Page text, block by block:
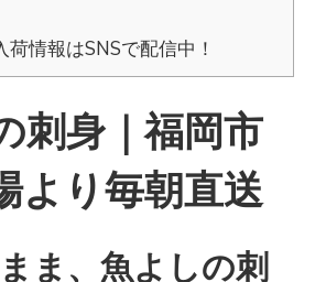
荷情報はSNSで配信中！
刺身｜福岡市
より毎朝直送
ま、魚よしの刺